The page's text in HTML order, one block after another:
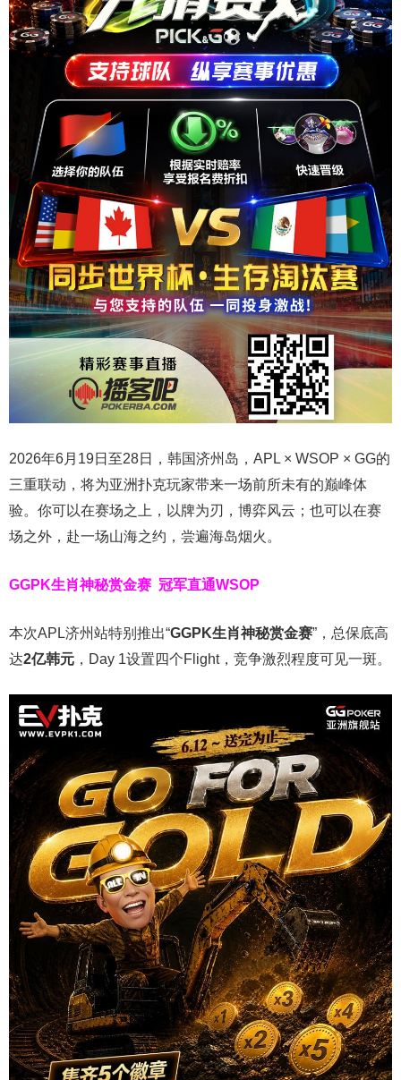
2026年6月19日至28日，韩国济州岛，APL × WSOP × GG的
三重联动，将为亚洲扑克玩家带来一场前所未有的巅峰体
验。 你可以在赛场之上，以牌为刃，博弈风云；也可以在赛
场之外，赴一场山海之约，尝遍海岛烟火。
GGPK生肖神秘赏金赛 冠军直通WSOP
本次APL济州站特别推出“GGPK生肖神秘赏金赛”，总保底高
达2亿韩元 ，Day 1设置四个Flight，竞争激烈程度可见一斑。